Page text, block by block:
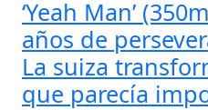
‘Yeah Man’
años de
La suiza
que parecía